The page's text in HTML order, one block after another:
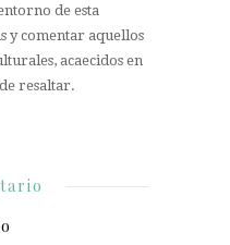
de esta
y comentar aquellos
acaecidos en
resaltar.